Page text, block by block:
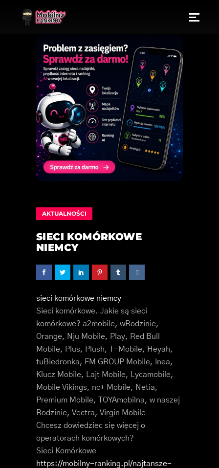
AKTUALNOŚCI
SIECI KOMÓRKOWE
NIEMCY
sieci komórkowe niemcy
Sieci komórkowe. Jakie są sieci
komórkowe? a2mobile, wRodzinie,
Orange, Nju Mobile, Play, Red Bull
Mobile, Plus, Plush, T-Mobile, Heyah,
tuBiedronka, FM GROUP Mobile, Inea,
Klucz Mobile, Lajt Mobile, Lycamobile,
Mobile Vikings, nc+ Mobile, Netia,
Premium Mobile, TOYAmobilna, w naszej
Rodzinie, Vectra, Virgin Mobile
Chcesz dowiedziec się więcej o
operatorach komórkowych?
Sieci Komórkowe
https://mobilny-ranking.pl/najtansze-